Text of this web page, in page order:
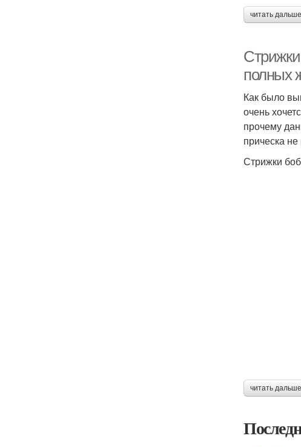
читать
полных
Как было
очень
прочему
прическа
Стрижки
читать